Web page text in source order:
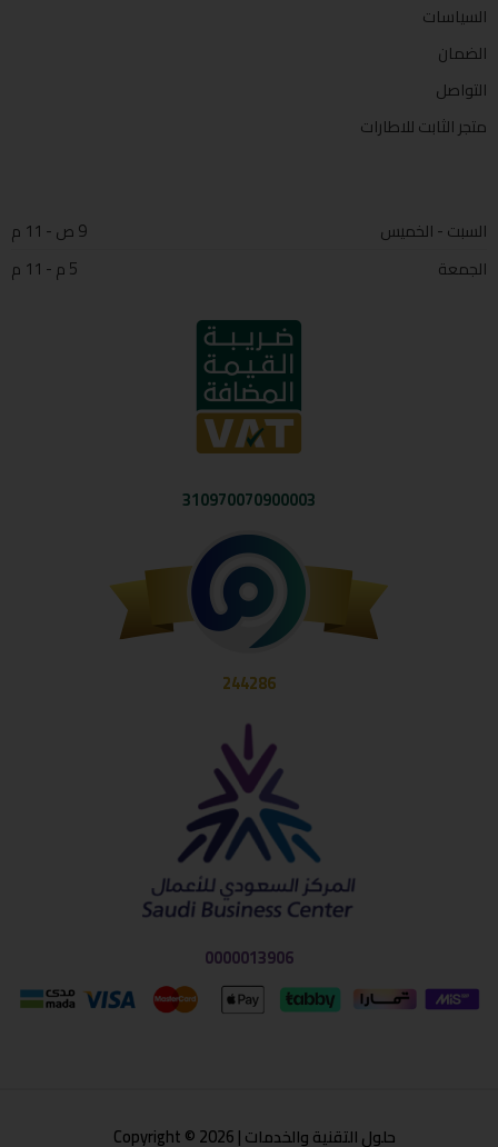
السياسات
الضمان
التواصل
متجر الثابت للاطارات
السبت - الخميس
9 ص - 11 م
الجمعة
5 م - 11 م
310970070900003
244286
0000013906
حلول التقنية والخدمات | Copyright © 2026